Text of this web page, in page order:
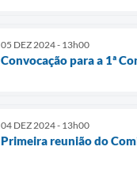
05 DEZ 2024 - 13h00
Convocação para a 1ª
04 DEZ 2024 - 13h00
Primeira reunião do